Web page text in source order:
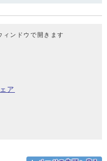
ィンドウで開きます
ア